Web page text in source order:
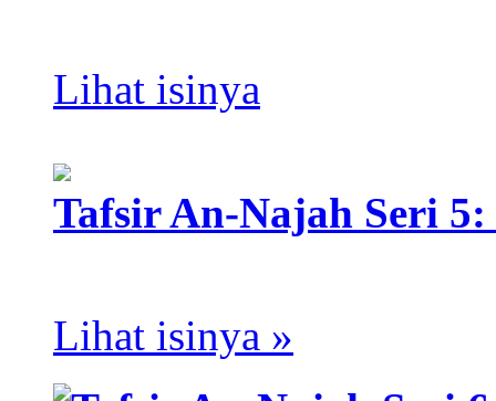
Lihat isinya
Tafsir An-Najah Seri
Lihat isinya »